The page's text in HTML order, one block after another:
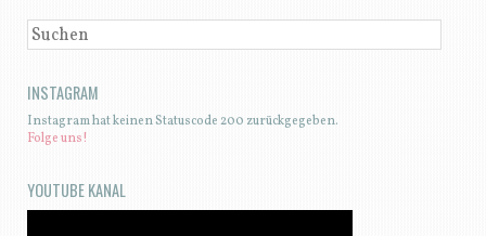
SUCHEN
INSTAGRAM
Instagram hat keinen Statuscode 200 zurückgegeben.
Folge uns!
YOUTUBE KANAL